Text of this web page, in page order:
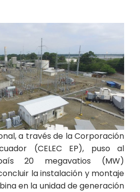
a través de la Corporación
(CELEC EP), puso al
20 megavatios (MW)
la instalación y montaje
en la unidad de generación